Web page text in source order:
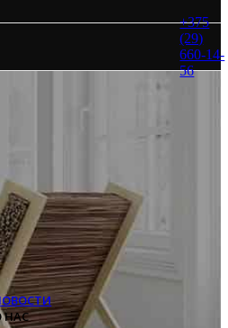
Hitachi
LG
Systemair
Trox
Salda
VTS
НАС
+375
(29)
660-14-
56